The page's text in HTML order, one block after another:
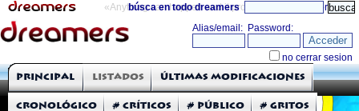
«Anything can happen and it probably will» directorio
búsca en todo dreamers
THE DREAMERS
Críticas: Series de TV
Principal Listados Últimas modificaciones
Cronológico # Críticos # Público # Gritos